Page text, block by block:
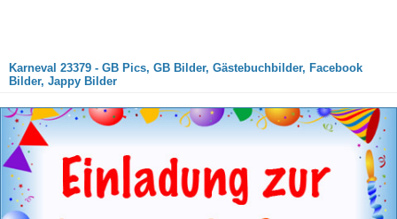
Karneval 23379 - GB Pics, GB Bilder, Gästebuchbilder, Facebook
Bilder, Jappy Bilder